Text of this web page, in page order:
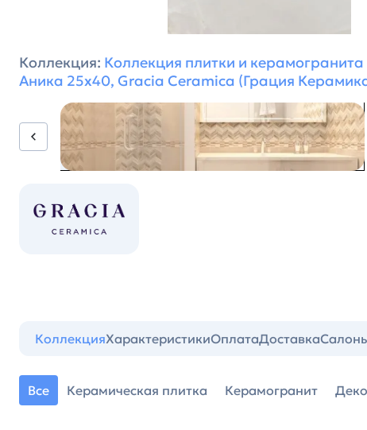
Коллекция: Коллекция плитки и керамогранита
Аника 25х40, Gracia Ceramica (Грация
КоллекцияХарактеристикиОплатаДоставка
Все Керамическая плитка Керамогранит